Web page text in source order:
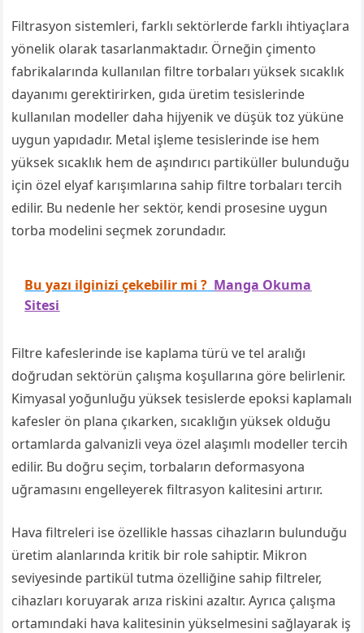
Filtrasyon sistemleri, farklı sektörlerde farklı ihtiyaçlara
yönelik olarak tasarlanmaktadır. Örneğin çimento
fabrikalarında kullanılan filtre torbaları yüksek sıcaklık
dayanımı gerektirirken, gıda üretim tesislerinde
kullanılan modeller daha hijyenik ve düşük toz yüküne
uygun yapıdadır. Metal işleme tesislerinde ise hem
yüksek sıcaklık hem de aşındırıcı partiküller bulunduğu
için özel elyaf karışımlarına sahip filtre torbaları tercih
edilir. Bu nedenle her sektör, kendi prosesine uygun
torba modelini seçmek zorundadır.
Bu yazı ilginizi çekebilir mi ? Manga Okuma
Sitesi
Filtre kafeslerinde ise kaplama türü ve tel aralığı
doğrudan sektörün çalışma koşullarına göre belirlenir.
Kimyasal yoğunluğu yüksek tesislerde epoksi kaplamalı
kafesler ön plana çıkarken, sıcaklığın yüksek olduğu
ortamlarda galvanizli veya özel alaşımlı modeller tercih
edilir. Bu doğru seçim, torbaların deformasyona
uğramasını engelleyerek filtrasyon kalitesini artırır.
Hava filtreleri ise özellikle hassas cihazların bulunduğu
üretim alanlarında kritik bir role sahiptir. Mikron
seviyesinde partikül tutma özelliğine sahip filtreler,
cihazları koruyarak arıza riskini azaltır. Ayrıca çalışma
ortamındaki hava kalitesinin yükselmesini sağlayarak iş